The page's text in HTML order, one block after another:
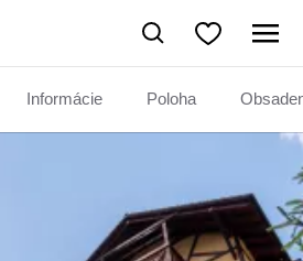
Informácie Poloha